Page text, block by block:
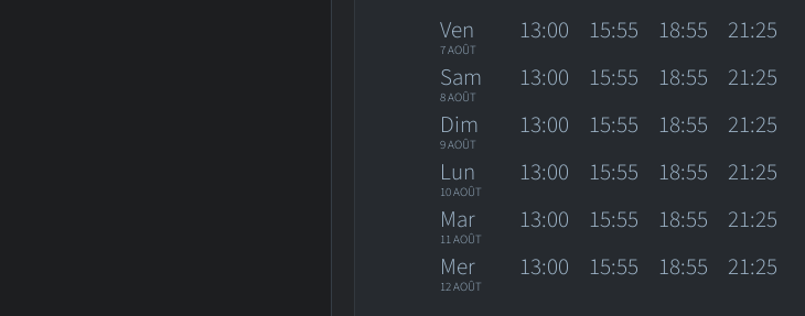
Ven
7 AOÛT
13:00 15:55 18:55
21:25
Sam
8 AOÛT
13:00 15:55 18:55
21:25
Dim
9 AOÛT
13:00 15:55 18:55
21:25
Lun
10 AOÛT
13:00 15:55 18:55
21:25
Mar
11 AOÛT
13:00 15:55 18:55
21:25
Mer
12 AOÛT
13:00 15:55 18:55 21:25